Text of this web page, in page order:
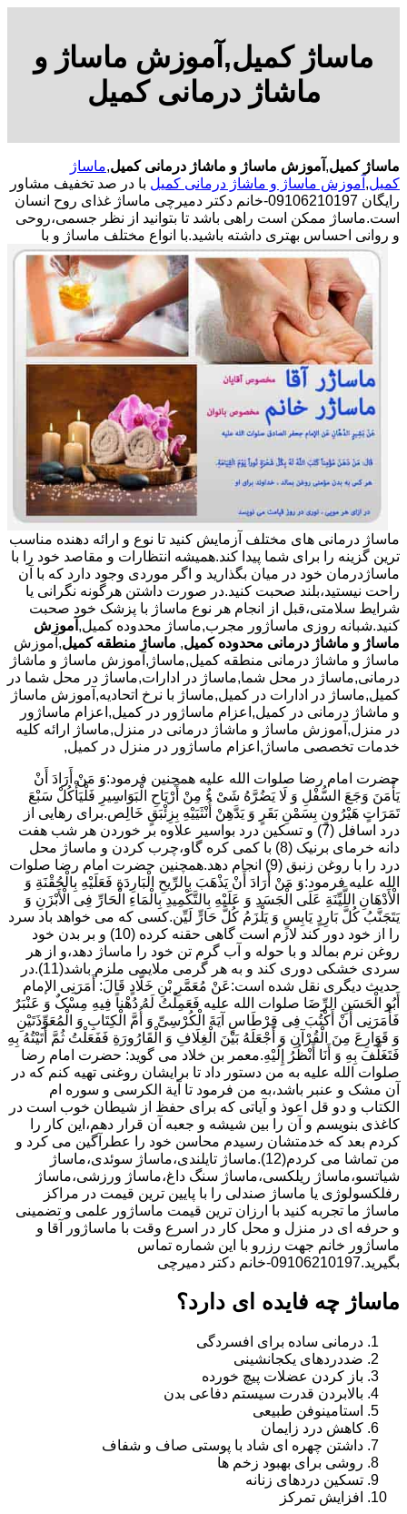
ماساژ کمیل,آموزش ماساژ و
ماشاژ درمانی کمیل
ماساژ کمیل, آموزش ماساژ و ماشاژ درمانی کمیل,ماساژ
کمیل, آموزش ماساژ و ماشاژ درمانی کمیل با در صد تخفیف مشاور
رایگان 09106210197-خانم دکتر دمیرچی ماساژ غذای روح انسان
است.ماساژ ممکن است راهی باشد تا بتوانید از نظر جسمی،روحی
و روانی احساس بهتری داشته باشید.با انواع مختلف ماساژ و با
ماساژ درمانی های مختلف آزمایش کنید تا نوع و ارائه دهنده مناسب
ترین گزینه را برای شما پیدا کند.همیشه انتظارات و مقاصد خود را با
ماساژدرمان خود در میان بگذارید و اگر موردی وجود دارد که با آن
راحت نیستید،بلند صحبت کنید.در صورت داشتن هرگونه نگرانی یا
شرایط سلامتی،قبل از انجام هر نوع ماساژ با پزشک خود صحبت
کنید.شبانه روزی ماساژور مجرب,ماساژ محدوده کمیل, آموزش
ماساژ و ماشاژ درمانی محدوده کمیل, ماساژ منطقه کمیل,آموزش
ماساژ و ماشاژ درمانی منطقه کمیل,ماساژ,آموزش ماساژ و ماشاژ
درمانی,ماساژ در محل شما,ماساژ در ادارات,ماساژ در محل شما در
کمیل,ماساژ در ادارات در کمیل,ماساژ با نرخ اتحادیه,آموزش ماساژ
و ماشاژ درمانی در کمیل,اعزام ماساژور در کمیل,اعزام ماساژور
در منزل,آموزش ماساژ و ماشاژ درمانی در منزل,ماساژ ارائه کلیه
خدمات تخصصی ماساژ,اعزام ماساژور در منزل در کمیل,
حضرت امام رضا صلوات الله علیه همچنین فرمود:وَ مَنْ أَرَادَ أَنْ
یَأْمَنَ وَجَعَ السُّفْلِ وَ لَا یَضُرَّهُ شَیْ ءٌ مِنْ أَرْیَاحِ الْبَوَاسِیرِ فَلْیَأْکُلْ سَبْعَ
تَمَرَاتٍ هَیْرُونٍ بِسَمْنِ بَقَرٍ وَ یَدَّهِنْ أُنْثَیَیْهِ بِزِئْبَقٍ خَالِص.برای رهایی از
درد اسافل (7) و تسکین درد بواسیر علاوه بر خوردن هر شب هفت
دانه خرمای برنیک (8) با کمی کره گاو،چرب کردن و ماساژ محل
درد را با روغن زنبق (9) انجام دهد.همچنین حضرت امام رضا صلوات
الله علیه فرمود:وَ مَنْ أَرَادَ أَنْ یَذْهَبَ بِالرِّیحِ الْبَارِدَةِ فَعَلَیْهِ بِالْحُقْنَةِ وَ
الْأَدْهَانِ اللَّیِّنَةِ عَلَى الْجَسَدِ وَ عَلَیْهِ بِالتَّکْمِیدِ بِالْمَاءِ الْحَارِّ فِی الْأَبْزَنِ وَ
یَتَجَنَّبُ کُلَّ بَارِدٍ یَابِسٍ وَ یَلْزَمُ کُلَّ حَارٍّ لَیِّن.کسی که می خواهد باد سرد
را از خود دور کند لازم است گاهی حقنه کرده (10) و بر بدن خود
روغن نرم بمالد و با حوله و آب گرم تن خود را ماساژ دهد،و از هر
سردی خشکی دوری کند و به هر گرمی ملایمی ملزم باشد(11).در
حدیث دیگری نقل شده است:عَنْ مُعَمَّرِ بْنِ خَلَّادٍ قَالَ: أَمَرَنِی الإمام
أَبُو الْحَسَنِ الرِّضَا صلوات الله علیه فَعَمِلْتُ لَهُ دُهْناً فِیهِ مِسْکٌ وَ عَنْبَرٌ
فَأَمَرَنِی أَنْ أَکْتُبَ فِی قِرْطَاسٍ آیَةَ الْکُرْسِیِّ وَ أُمَّ الْکِتَابِ وَ الْمُعَوِّذَتَیْنِ
وَ قَوَارِعَ مِنَ الْقُرْآنِ وَ أَجْعَلَهُ بَیْنَ الْغِلَافِ وَ الْقَارُورَةِ فَفَعَلْتُ ثُمَّ أَتَیْتُهُ بِهِ
فَتَغَلَّفَ بِهِ وَ أَنَا أَنْظُرُ إِلَیْهِ.معمر بن خلاد می گوید: حضرت امام رضا
صلوات الله علیه به من دستور داد تا برایشان روغنى تهیه کنم که در
آن مشک و عنبر باشد،به من فرمود تا آیة الکرسى و سوره ام
الکتاب و دو قل اعوذ و آیاتى که براى حفظ از شیطان خوب است در
کاغذى بنویسم و آن را بین شیشه و جعبه آن قرار دهم،این کار را
کردم بعد که خدمتشان رسیدم محاسن خود را عطرآگین می کرد و
من تماشا می کردم(12).ماساژ تایلندی،ماساژ سوئدی،ماساژ
شیاتسو،ماساژ ریلکسی،ماساژ سنگ داغ،ماساژ ورزشی،ماساژ
رفلکسولوژی یا ماساژ صندلی را با پایین ترین قیمت در مراکز
ماساژ ما تجربه کنید با ارزان ترین قیمت ماساژور علمی و تضمینی
و حرفه ای در منزل و محل کار در اسرع وقت با ماساژور آقا و
ماساژور خانم جهت رزرو با این شماره تماس
بگیرید.09106210197-خانم دکتر دمیرچی
ماساژ چه فایده ای دارد؟
درمانی ساده برای افسردگی
ضددردهای یکجانشینی
باز کردن عضلات پیچ خورده
بالابردن قدرت سیستم دفاعی بدن
استامینوفن طبیعی
کاهش درد زایمان
داشتن چهره ای شاد با پوستی صاف و شفاف
روشی برای بهبود زخم ها
تسکین دردهای زنانه
افزایش تمرکز